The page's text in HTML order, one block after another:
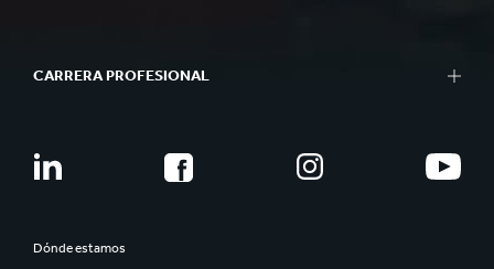
CARRERA PROFESIONAL
Dónde estamos